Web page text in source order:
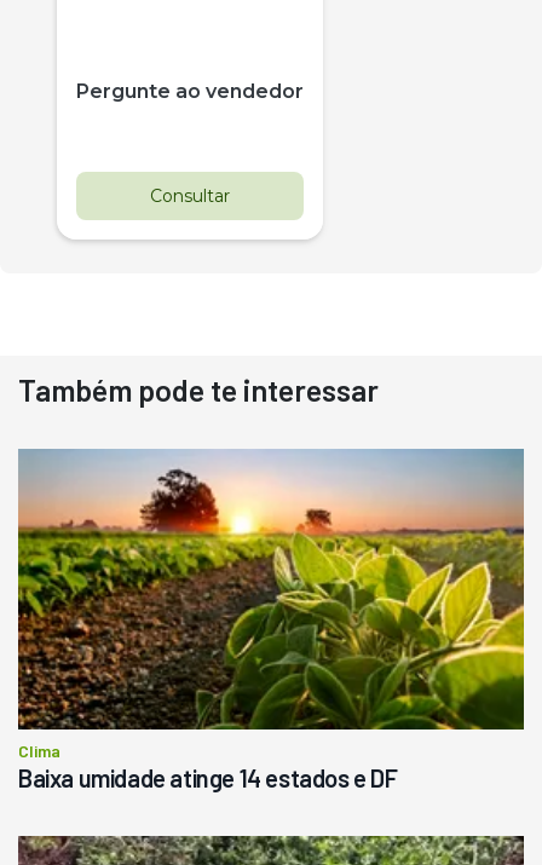
Pergunte ao vendedor
Consultar
Destaque
Usado
Pá Carregadeira Cat 966
Ano 1987
Londrina
R$ 145.000
Consultar
Também pode te interessar
Clima
Baixa umidade atinge 14 estados e DF